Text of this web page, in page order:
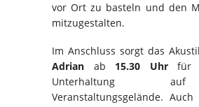
vor Ort zu basteln und den
mitzugestalten.
Im Anschluss sorgt das
Adrian ab 15.30 Uhrfür
Unterhaltung
Veranstaltungsgelände.